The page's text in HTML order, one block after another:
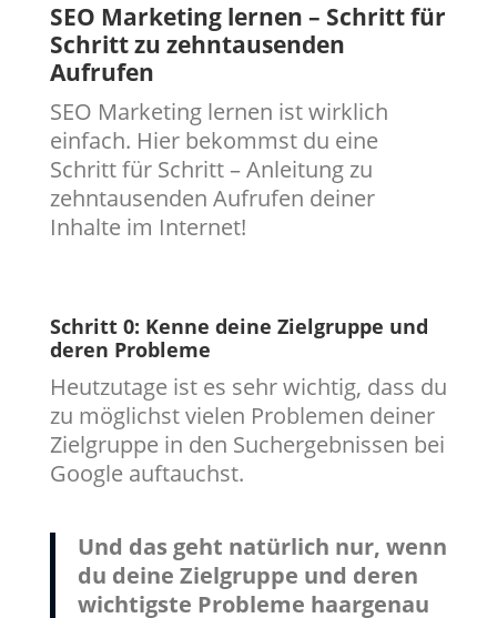
SEO Marketing lernen – Schritt für
Schritt zu zehntausenden
Aufrufen
SEO Marketing lernen ist wirklich
einfach. Hier bekommst du eine
Schritt für Schritt – Anleitung zu
zehntausenden Aufrufen deiner
Inhalte im Internet!
Schritt 0: Kenne deine Zielgruppe und
deren Probleme
Heutzutage ist es sehr wichtig, dass du
zu möglichst vielen Problemen deiner
Zielgruppe in den Suchergebnissen bei
Google auftauchst.
Und das geht natürlich nur, wenn
du deine Zielgruppe und deren
wichtigste Probleme haargenau